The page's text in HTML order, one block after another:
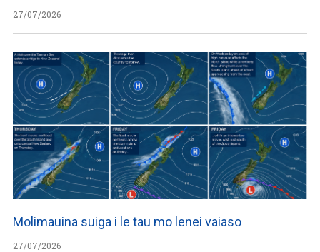
27/07/2026
Molimauina suiga i le tau mo lenei vaiaso
27/07/2026